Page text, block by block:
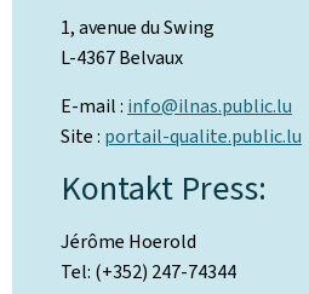
1, avenue du Swing
L-4367 Belvaux
E-mail : info@ilnas.public.lu
Site : portail-qualite.public.lu
Kontakt Press:
Jérôme Hoerold
Tel: (+352) 247-74344